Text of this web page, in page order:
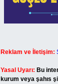
Reklam ve İletişim:
Yasal Uyarı: Bu
kurum veya şahıs